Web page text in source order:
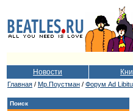
Новости
Главная / Мр.Поустман / Форум Ad
Поиск